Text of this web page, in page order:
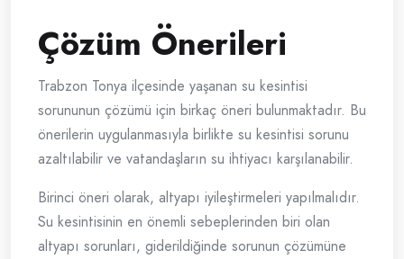
Çözüm Önerileri
Trabzon Tonya ilçesinde yaşanan su kesintisi
sorununun çözümü için birkaç öneri bulunmaktadır. Bu
önerilerin uygulanmasıyla birlikte su kesintisi sorunu
azaltılabilir ve vatandaşların su ihtiyacı karşılanabilir.
Birinci öneri olarak, altyapı iyileştirmeleri yapılmalıdır.
Su kesintisinin en önemli sebeplerinden biri olan
altyapı sorunları, giderildiğinde sorunun çözümüne